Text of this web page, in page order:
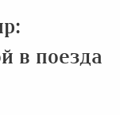
в поезда